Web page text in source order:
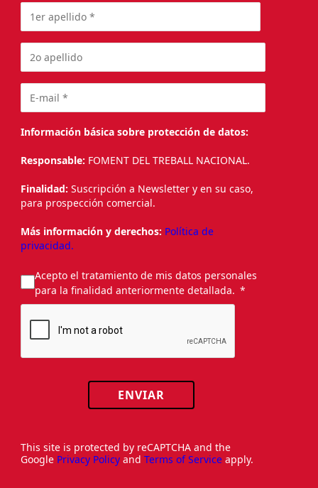
Información básica sobre protección de datos:
Responsable: FOMENT DEL TREBALL NACIONAL.
Finalidad: Suscripción a Newsletter y en su caso,
para prospección comercial.
Más información y derechos: Política de
privacidad.
Acepto el tratamiento de mis datos personales
para la finalidad anteriormente detallada.
ENVIAR
This site is protected by reCAPTCHA and the
Google Privacy Policy and Terms of Service apply.